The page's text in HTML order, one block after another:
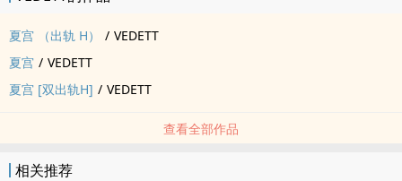
夏宫 （出轨 H） / VEDETT
夏宫 / VEDETT
夏宫 [双出轨H] / VEDETT
查看全部作品
相关推荐